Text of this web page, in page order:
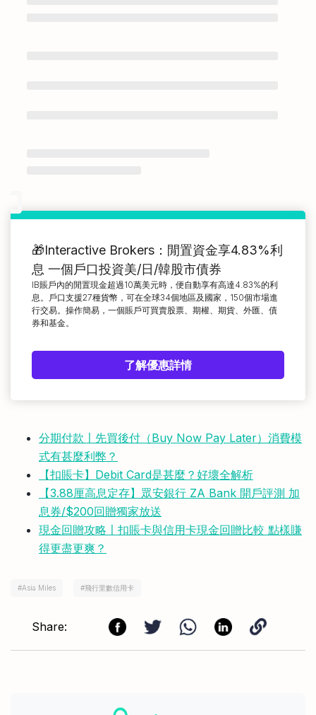
🎁Interactive Brokers：閒置資金享4.83%利
息 一個戶口投資美/日/韓股市債券
IB賬戶內的閒置現金超過10萬美元時，便自動享有高達4.83%的利
息。戶口支援27種貨幣，可在全球34個地區及國家，150個市場進
行交易。操作簡易，一個賬戶可買賣股票、期權、期貨、外匯、債
券和基金。
了解優惠詳情
分期付款〡先買後付（Buy Now Pay Later）消費模
式有甚麼利弊？
【扣賬卡】Debit Card是甚麼？好壞全解析
【3.88厘高息定存】眾安銀行 ZA Bank 開戶評測 加
息券/$200回贈獨家放送
現金回贈攻略〡扣賬卡與信用卡現金回贈比較 點樣賺
得更盡更爽？
#Asia Miles #飛行里數信用卡
Share: